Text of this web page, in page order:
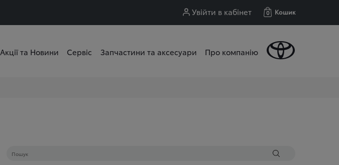
Увійти в кабінет 0 Кошик
Акції та Новини Сервіс Запчастини та аксесуари Про компанію